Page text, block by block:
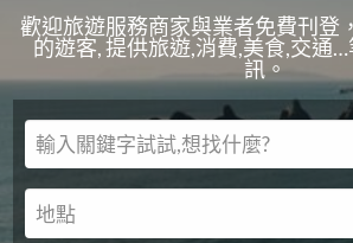
歡迎旅遊服務商家與業者免費刊登
的遊客, 提供旅遊,消費,美食,交通
訊。